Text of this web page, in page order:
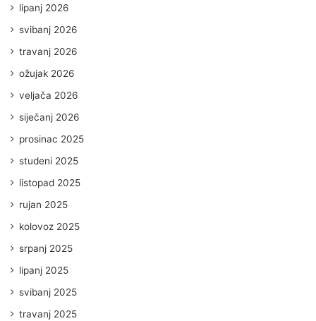
lipanj 2026
svibanj 2026
travanj 2026
ožujak 2026
veljača 2026
siječanj 2026
prosinac 2025
studeni 2025
listopad 2025
rujan 2025
kolovoz 2025
srpanj 2025
lipanj 2025
svibanj 2025
travanj 2025